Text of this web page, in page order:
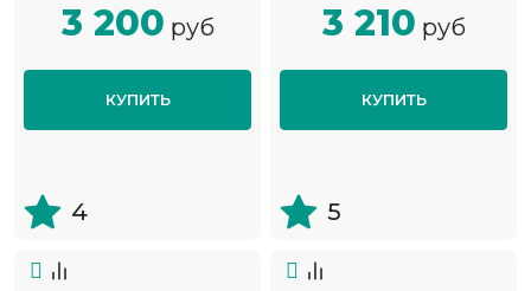
3 200 руб
КУПИТЬ
4
3 210 руб
КУПИТЬ
5